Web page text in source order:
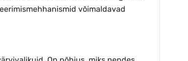
võimaldavad